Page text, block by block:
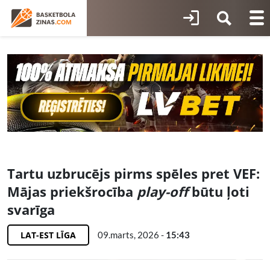
Tartu uzbrucējs pirms spēles pret VEF:
Mājas priekšrocība play-offbūtu ļoti
svarīga
LAT-EST LĪGA 09.marts, 2026 - 15:43